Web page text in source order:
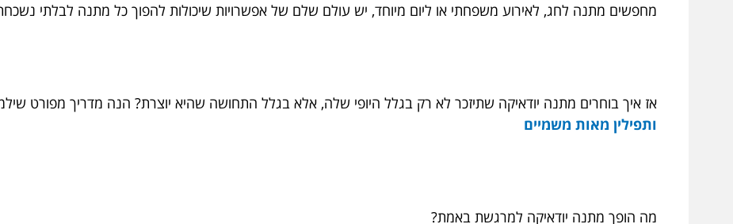
מחפשים מתנה לחג, לאירוע משפחתי או ליום מיוחד, יש עולם שלם של אפשרויות שיכולות להפוך כל מתנה לבלתי
אז איך בוחרים מתנה יודאיקה שתיזכר לא רק בגלל היופי שלה, אלא בגלל התחושה שהיא יוצרת? הנה מדריך מפורט
ותפילין מאות משמיים
מה הופך מתנה יודאיקה למרגשת באמת?